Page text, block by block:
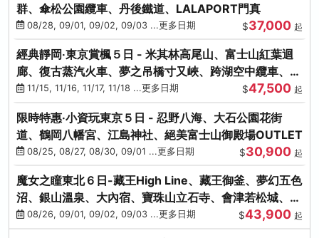
群、傘松公園纜車、丹後鐵道、LALAPORT門真
08/28, 09/01, 09/02, 09/03 ...更多日期 $37,000 起
經典靜岡‧東京賞楓５日 - 米其林高尾山、富士山紅葉迴
廊、復古蒸汽火車、夢之吊橋寸又峽、跨湖空中纜車、抹
茶體驗、三溪園
11/15, 11/16, 11/17, 11/18 ...更多日期 $47,500 起
限時特惠‧小資玩東京５日 - 忍野八海、大石公園花街
道、鶴岡八幡宮、江島神社、絕美富士山御殿場OUTLET
08/25, 08/27, 08/30, 09/01 ...更多日期 $30,900 起
魔女之瞳東北６日-藏王High Line、藏王御釜、夢幻五色
沼、銀山溫泉、大內宿、寶珠山立石寺、會津若松城、燒
肉吃到飽
08/26, 09/01, 09/02, 09/03 ...更多日期 $43,900 起